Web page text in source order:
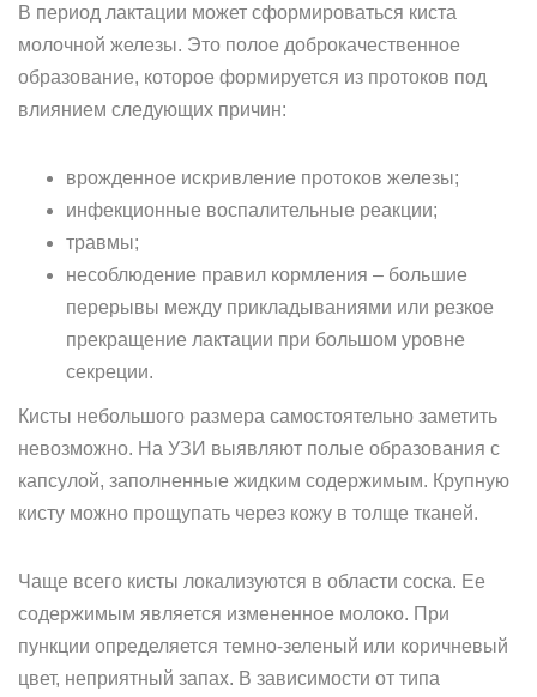
В период лактации может сформироваться киста
молочной железы. Это полое доброкачественное
образование, которое формируется из протоков под
влиянием следующих причин:
врожденное искривление протоков железы;
инфекционные воспалительные реакции;
травмы;
несоблюдение правил кормления – большие
перерывы между прикладываниями или резкое
прекращение лактации при большом уровне
секреции.
Кисты небольшого размера самостоятельно заметить
невозможно. На УЗИ выявляют полые образования с
капсулой, заполненные жидким содержимым. Крупную
кисту можно прощупать через кожу в толще тканей.
Чаще всего кисты локализуются в области соска. Ее
содержимым является измененное молоко. При
пункции определяется темно-зеленый или коричневый
цвет, неприятный запах. В зависимости от типа